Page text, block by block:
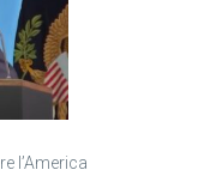
l’America